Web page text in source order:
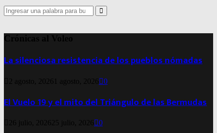
Search
for:
Search
Crónicas al Voleo
La silenciosa resistencia de los pueblos nómadas
2 agosto, 2026 1 agosto, 2026 0
El Vuelo 19 y el mito del Triángulo de las Bermudas
26 julio, 2026 25 julio, 2026 0